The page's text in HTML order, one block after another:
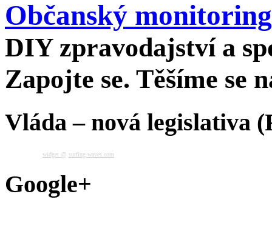
Občanský monitoring
DIY zpravodajství a
Zapojte se. Těšíme se
Vláda – nová legislativa
widget @ surfing-waves.com
Google+